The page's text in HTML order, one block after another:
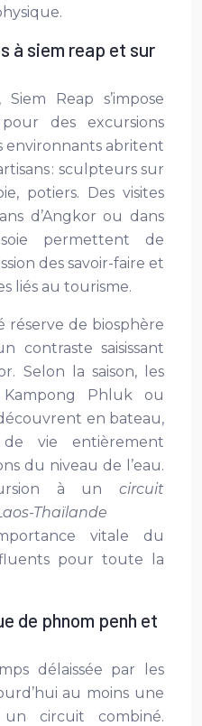
à siem reap et sur
Reap s’impose
des excursions
environnants abritent
: sculpteurs sur
potiers. Des visites
d’Angkor ou dans
permettent de
des savoir-faire et
liés au tourisme.
réserve de biosphère
contraste saisissant
Selon la saison, les
Phluk ou
en bateau,
vie entièrement
du niveau de l’eau.
à un circuit
Thaïlande
vitale du
pour toute la
de phnom penh et
délaissée par les
au moins une
circuit combiné.